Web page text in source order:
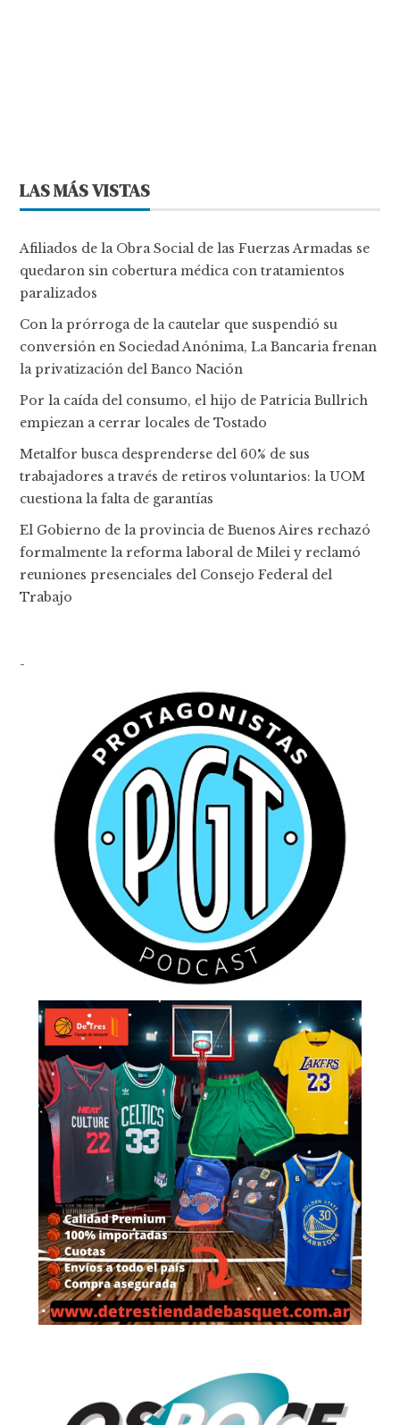
LAS MÁS VISTAS
Afiliados de la Obra Social de las Fuerzas Armadas se
quedaron sin cobertura médica con tratamientos
paralizados
Con la prórroga de la cautelar que suspendió su
conversión en Sociedad Anónima, La Bancaria frenan
la privatización del Banco Nación
Por la caída del consumo, el hijo de Patricia Bullrich
empiezan a cerrar locales de Tostado
Metalfor busca desprenderse del 60% de sus
trabajadores a través de retiros voluntarios: la UOM
cuestiona la falta de garantías
El Gobierno de la provincia de Buenos Aires rechazó
formalmente la reforma laboral de Milei y reclamó
reuniones presenciales del Consejo Federal del
Trabajo
-